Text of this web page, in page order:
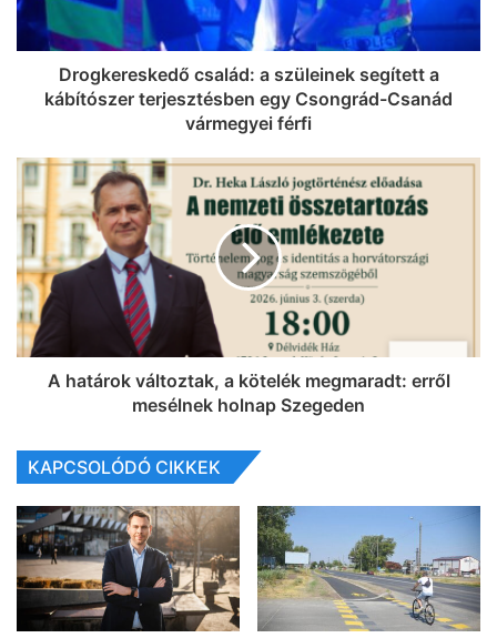
Drogkereskedő család: a szüleinek segített a
kábítószer terjesztésben egy Csongrád-Csanád
vármegyei férfi
A határok változtak, a kötelék megmaradt: erről
mesélnek holnap Szegeden
KAPCSOLÓDÓ CIKKEK